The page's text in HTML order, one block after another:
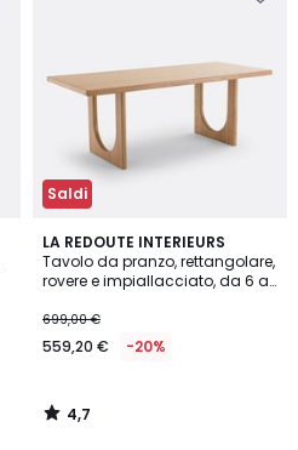
Saldi
LA REDOUTE INTERIEURS
Tavolo da pranzo, rettangolare,
rovere e impiallacciato, da 6 a
699,00 €
559,20 € -20%
4,7
/ 5
4,7
/